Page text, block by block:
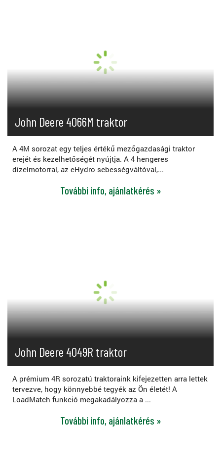
John Deere 4066M traktor
A 4M sorozat egy teljes értékű mezőgazdasági traktor
erejét és kezelhetőségét nyújtja. A 4 hengeres
dízelmotorral, az eHydro sebességváltóval,...
További info, ajánlatkérés »
John Deere 4049R traktor
A prémium 4R sorozatú traktoraink kifejezetten arra lettek
tervezve, hogy könnyebbé tegyék az Ön életét! A
LoadMatch funkció megakadályozza a ...
További info, ajánlatkérés »